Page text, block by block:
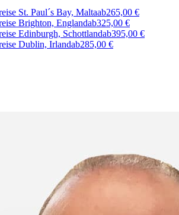
St. Paul´s Bay, Maltaab265,00 €
Brighton, Englandab325,00 €
Edinburgh, Schottlandab395,00 €
Dublin, Irlandab285,00 €